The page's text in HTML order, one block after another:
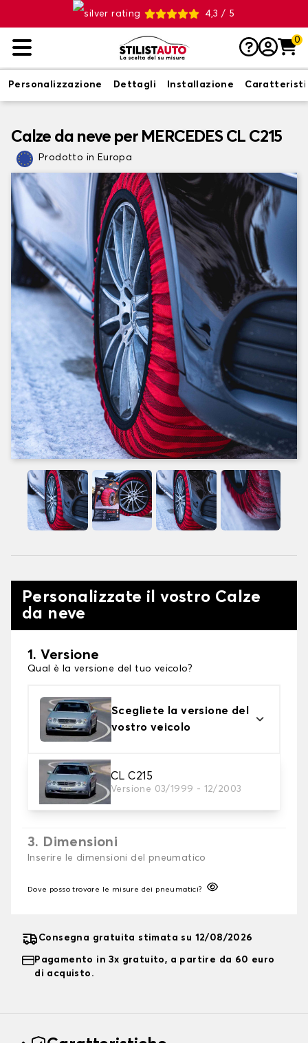
4,3 / 5
0
Personalizzazione Dettagli Installazione
Calze da neve per MERCEDES CL C215
Prodotto in Europa
Personalizzate il vostro Calze
da neve
1. Versione
Qual è la versione del tuo veicolo?
Scegliete la versione del
vostro veicolo
CL C215
Versione 03/1999 - 12/2003
2. Finitura a calza
Scegli le calze da neve adatte alle tue necessità
3. Dimensioni
Inserire le dimensioni del pneumatico
Dove posso trovare le misure dei pneumatici?
Consegna gratuita stimata su 12/08/2026
Pagamento in 3x gratuito, a partire da 60 euro
di acquisto.